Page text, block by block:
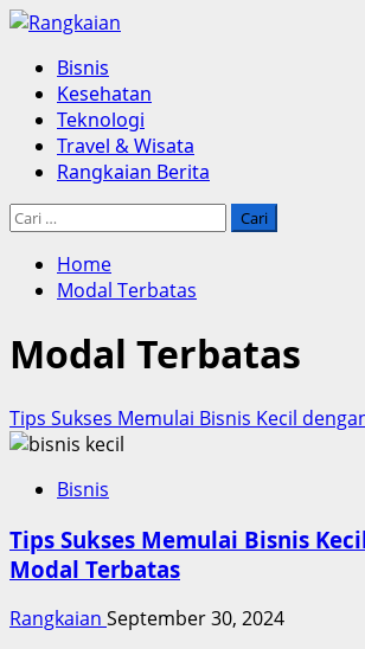
Skip
content
Primary
Menu
Bisnis
Kesehatan
Teknologi
Travel & Wisata
Rangkaian Berita
Cari
Home
Modal Terbatas
Modal Terbatas
Tips Sukses Memulai Bisnis Kecil
Bisnis
Tips Sukses Memulai Bisnis
Modal Terbatas
Rangkaian September 30, 2024